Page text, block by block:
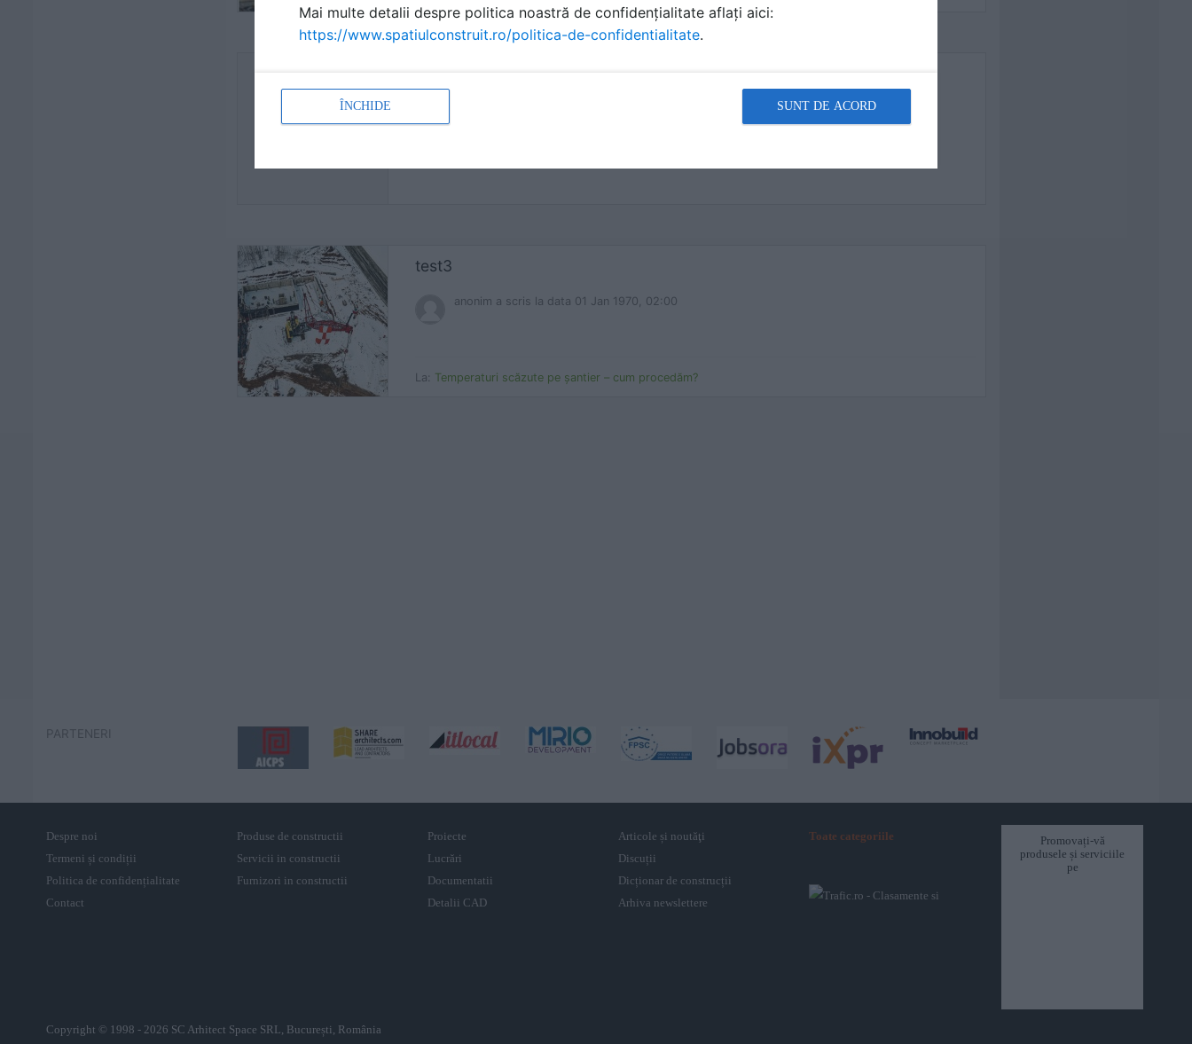
la data 21 Apr 2026, 10:28
test3
anonim a scris la data 01 Jan 1970, 02:00
La: Temperaturi scăzute pe șantier – cum procedăm?
PARTENERI
Despre noi
Termeni și condiții
Politica de confidențialitate
Contact
Produse de constructii
Servicii in constructii
Furnizori in constructii
Proiecte
Lucrări
Documentatii
Detalii CAD
Articole și noutăţi
Discuții
Dicționar de construcții
Arhiva newslettere
Toate categoriile
Promovați-vă
produsele și serviciile
pe
Copyright © 1998 - 2026 SC Arhitect Space SRL, București, România
Mai multe detalii despre politica noastră de confidențialitate aflați aici:
https://www.spatiulconstruit.ro/politica-de-confidentialitate.
ÎNCHIDE SUNT DE ACORD